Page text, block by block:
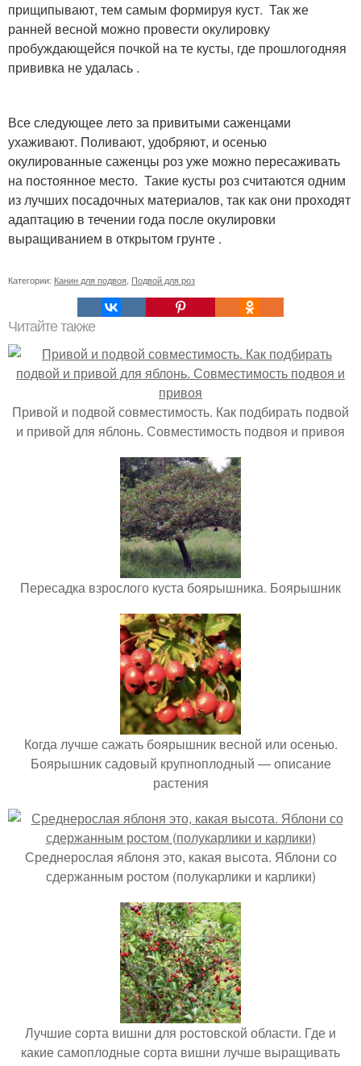
прищипывают, тем самым формируя куст. Так же
ранней весной можно провести окулировку
пробуждающейся почкой на те кусты, где прошлогодняя
прививка не удалась .
Все следующее лето за привитыми саженцами
ухаживают. Поливают, удобряют, и осенью
окулированные саженцы роз уже можно пересаживать
на постоянное место. Такие кусты роз считаются одним
из лучших посадочных материалов, так как они проходят
адаптацию в течении года после окулировки
выращиванием в открытом грунте .
Категории: Канин для подвоя Подвой для роз
Читайте также
Привой и подвой совместимость. Как подбирать подвой
и привой для яблонь. Совместимость подвоя и привоя
Пересадка взрослого куста боярышника. Боярышник
Когда лучше сажать боярышник весной или осенью.
Боярышник садовый крупноплодный — описание
растения
Среднерослая яблоня это, какая высота. Яблони со
сдержанным ростом (полукарлики и карлики)
Лучшие сорта вишни для ростовской области. Где и
какие самоплодные сорта вишни лучше выращивать